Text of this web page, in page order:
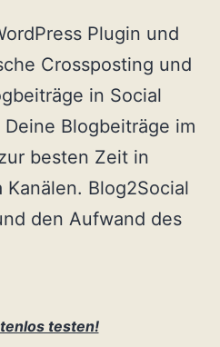
Plugin und
Crossposting und
in Social
Blogbeiträge im
besten Zeit in
Blog2Social
den Aufwand des
testen!